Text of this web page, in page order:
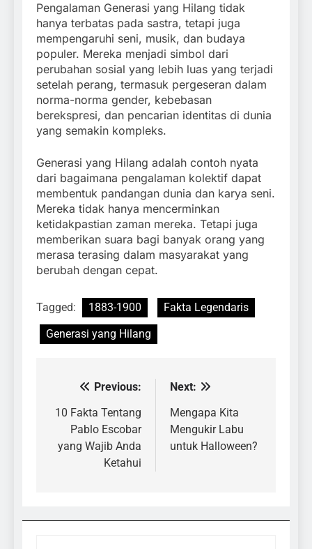
Pengalaman Generasi yang Hilang tidak
hanya terbatas pada sastra, tetapi juga
mempengaruhi seni, musik, dan budaya
populer. Mereka menjadi simbol dari
perubahan sosial yang lebih luas yang terjadi
setelah perang, termasuk pergeseran dalam
norma-norma gender, kebebasan
berekspresi, dan pencarian identitas di dunia
yang semakin kompleks.
Generasi yang Hilang adalah contoh nyata
dari bagaimana pengalaman kolektif dapat
membentuk pandangan dunia dan karya seni.
Mereka tidak hanya mencerminkan
ketidakpastian zaman mereka. Tetapi juga
memberikan suara bagi banyak orang yang
merasa terasing dalam masyarakat yang
berubah dengan cepat.
Tagged: 1883-1900
Fakta Legendaris
Generasi yang Hilang
Navigasi
pos
Previous:
10 Fakta Tentang
Pablo Escobar
yang Wajib Anda
Ketahui
Next:
Mengapa Kita
Mengukir Labu
untuk Halloween?